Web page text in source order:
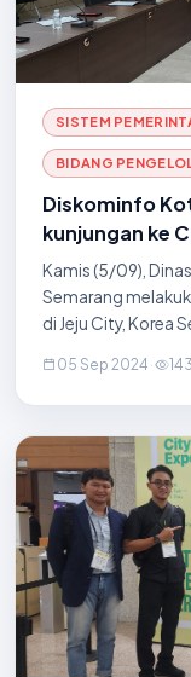
SISTEM
BIDANG
Diskominfo
kunjungan ke
Korea Selatan
Kamis (5/09),
Semarang
di Jeju City, Korea
Dalam kunjungan
05 Sep 2024 · 143